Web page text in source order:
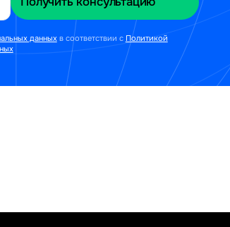
данныхв соответствии с Политикой